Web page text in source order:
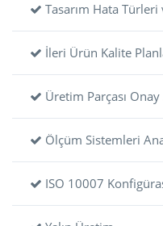
Tasarım Hata
İleri Ürün Kalite
Üretim Parçası Onay
Ölçüm Sistemleri
ISO 10007